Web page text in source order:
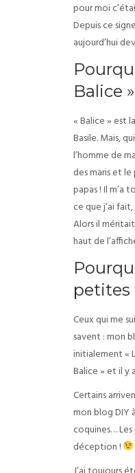
pour moi
Depuis ce
aujourd’hui
Balice
« Balice » est
Basile. Mais,
l’homme de
des maris et
papas ! Il m’a
ce que j’ai
Alors il
haut de
petites
Ceux qui me
savent : mon
initialement «
Balice » et il y
Certains
mon blog DIY
coquines… Les
déception !